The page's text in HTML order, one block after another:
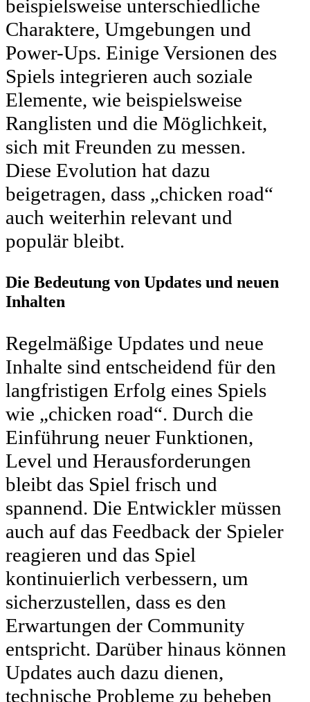
beispielsweise unterschiedliche
Charaktere, Umgebungen und
Power-Ups. Einige Versionen des
Spiels integrieren auch soziale
Elemente, wie beispielsweise
Ranglisten und die Möglichkeit,
sich mit Freunden zu messen.
Diese Evolution hat dazu
beigetragen, dass „chicken road“
auch weiterhin relevant und
populär bleibt.
Die Bedeutung von Updates und neuen
Inhalten
Regelmäßige Updates und neue
Inhalte sind entscheidend für den
langfristigen Erfolg eines Spiels
wie „chicken road“. Durch die
Einführung neuer Funktionen,
Level und Herausforderungen
bleibt das Spiel frisch und
spannend. Die Entwickler müssen
auch auf das Feedback der Spieler
reagieren und das Spiel
kontinuierlich verbessern, um
sicherzustellen, dass es den
Erwartungen der Community
entspricht. Darüber hinaus können
Updates auch dazu dienen,
technische Probleme zu beheben